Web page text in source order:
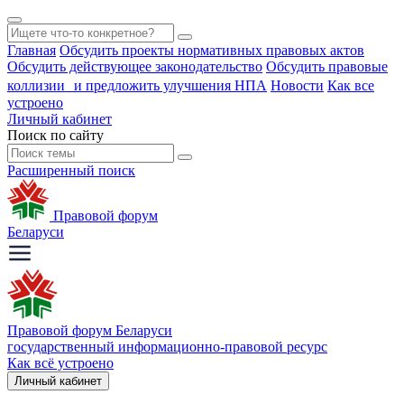
Главная Обсудить проекты нормативных правовых актов
Обсудить действующее законодательство Обсудить правовые
коллизии и предложить улучшения НПА Новости Как все
устроено
Личный кабинет
Поиск по сайту
Расширенный поиск
Правовой форум
Беларуси
Правовой форум Беларуси
государственный информационно-правовой ресурс
Как всё устроено
Личный кабинет